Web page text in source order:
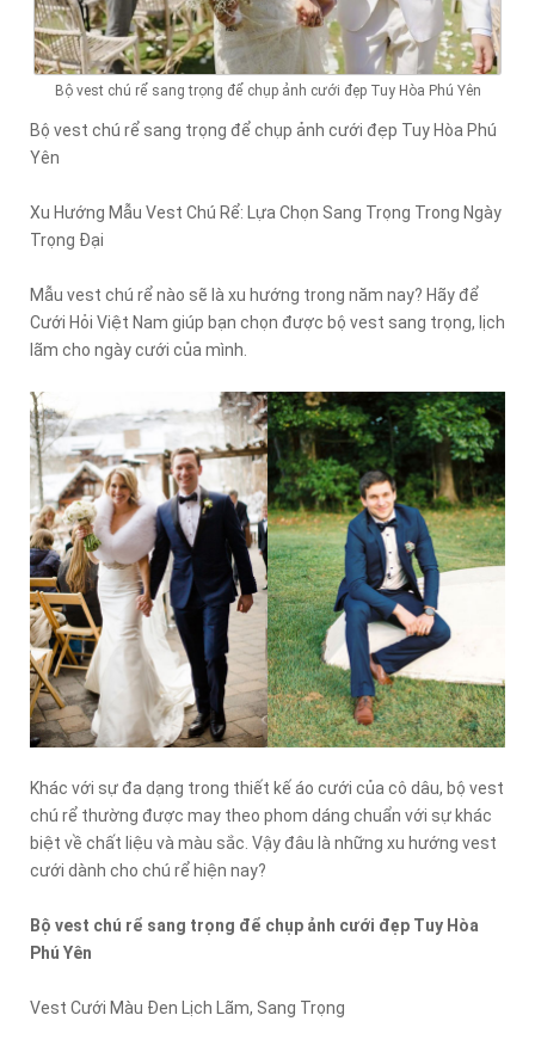
Bộ vest chú rể sang trọng để chụp ảnh cưới đẹp Tuy Hòa Phú Yên
Bộ vest chú rể sang trọng để chụp ảnh cưới đẹp Tuy Hòa Phú
Yên
Xu Hướng Mẫu Vest Chú Rể: Lựa Chọn Sang Trọng Trong Ngày
Trọng Đại
Mẫu vest chú rể nào sẽ là xu hướng trong năm nay? Hãy để
Cưới Hỏi Việt Nam giúp bạn chọn được bộ vest sang trọng, lịch
lãm cho ngày cưới của mình.
Khác với sự đa dạng trong thiết kế áo cưới của cô dâu, bộ vest
chú rể thường được may theo phom dáng chuẩn với sự khác
biệt về chất liệu và màu sắc. Vậy đâu là những xu hướng vest
cưới dành cho chú rể hiện nay?
Bộ vest chú rể sang trọng để chụp ảnh cưới đẹp Tuy Hòa
Phú Yên
Vest Cưới Màu Đen Lịch Lãm, Sang Trọng